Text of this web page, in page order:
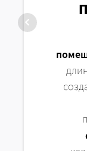
можно
XL-